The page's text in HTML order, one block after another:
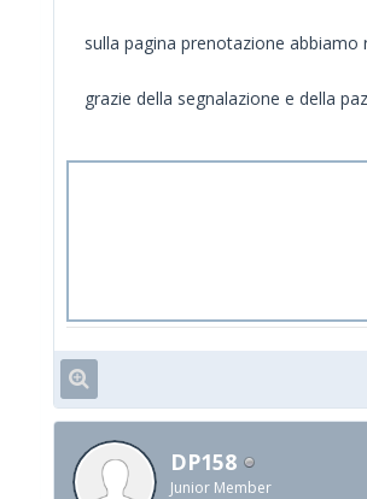
sulla pagina prenotazione
grazie della segnalazione e della
DP158
Junior Member